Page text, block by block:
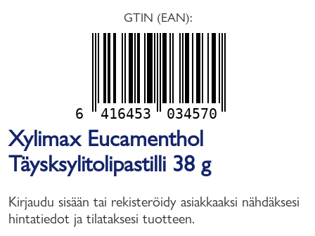
GTIN (EAN):
6 416453 034570
Xylimax Eucamenthol
Täysksylitolipastilli 38 g
Kirjaudu sisään tai rekisteröidy asiakkaaksi nähdäksesi
hintatiedot ja tilataksesi tuotteen.